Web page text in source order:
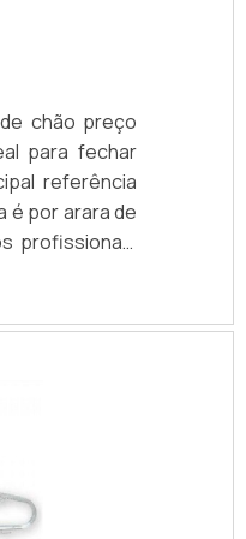
chão preço
para fechar
referência
é por arara de
profissionais
com
DE CHÃO
muitas
estrutura
onde são
Estrutura